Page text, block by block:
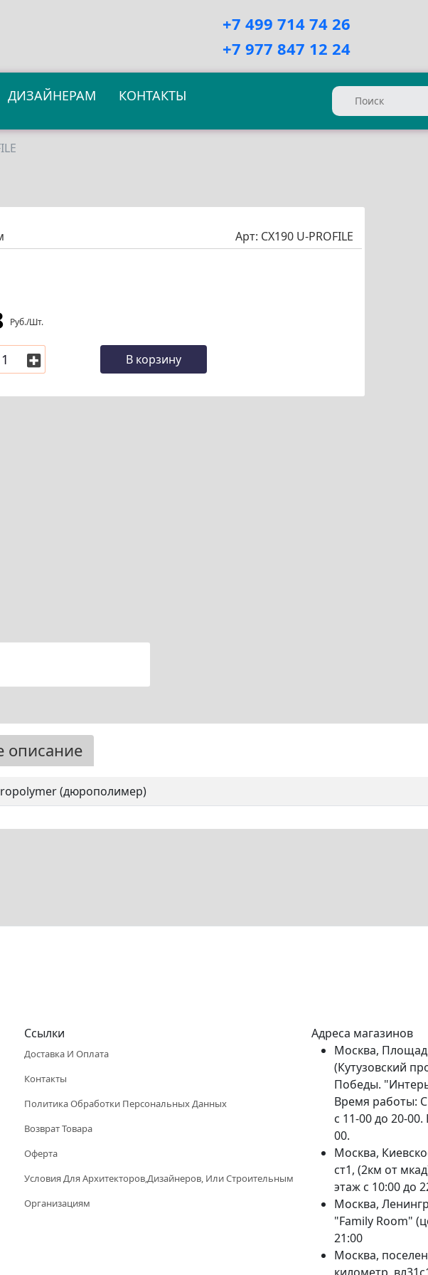
+7 499 714 74 26
+7 977 847 12 24
ДИЗАЙНЕРАМ КОНТАКТЫ
Арт: CX190 U-PROFILE
Руб./шт.
В корзину
описание
(дюрополимер)
Ссылки
Доставка И Оплата
Контакты
Политика Обработки Персональных Данных
Возврат Товара
Оферта
Условия Для Архитекторов,дизайнеров, Или Строительным
Организациям
Адреса магазинов
Москва,
(Кутузовский
Победы.
Время работы:
с 11-00 до 20-
00.
Москва,
ст1, (2км от
этаж с 10:00 до
Москва,
"Family Room"
21:00
Москва,